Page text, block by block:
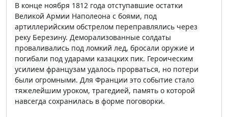
В конце ноября 1812 года отступавшие остатки
Великой Армии Наполеона с боями, под
артиллерийским обстрелом переправлялись через
реку Березину. Деморализованные солдаты
проваливались под ломкий лед, бросали оружие и
погибали под ударами казацких пик. Героическим
усилием французам удалось прорваться, но потери
были огромными. Для Франции это событие стало
тяжелейшим уроком, трагедией, память о которой
навсегда сохранилась в форме поговорки.